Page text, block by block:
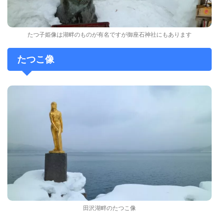
たつ子姫像は湖畔のものが有名ですが御座石神社にもあります
たつこ像
田沢湖畔のたつこ像